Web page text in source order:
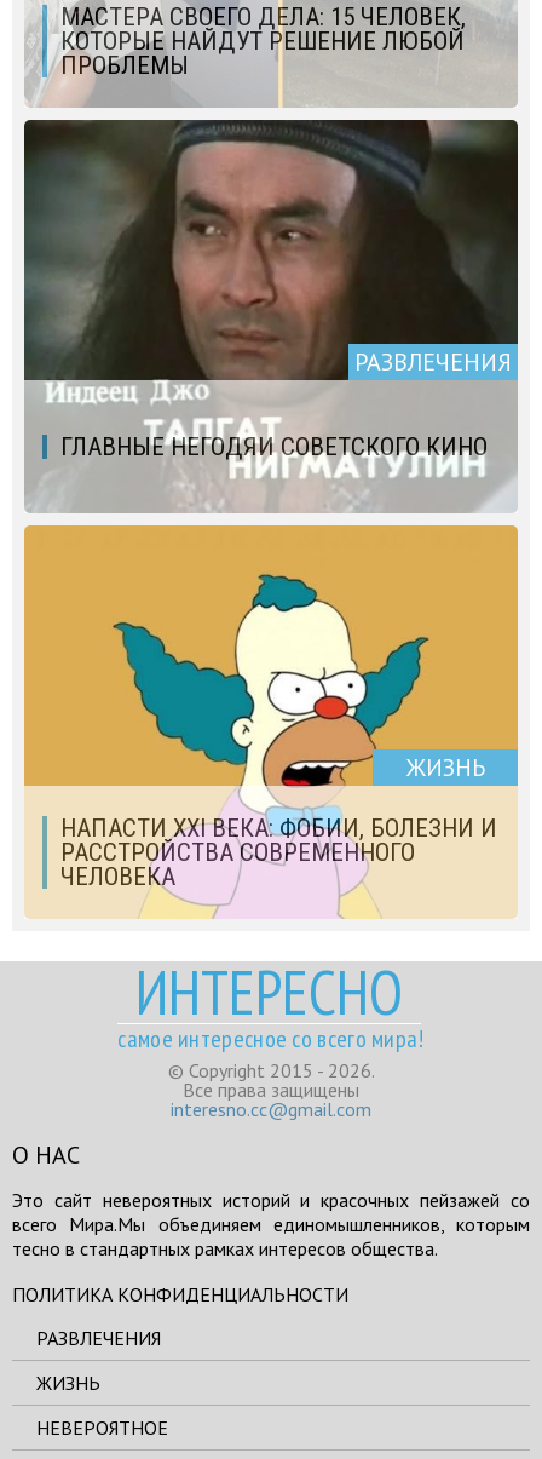
МАСТЕРА СВОЕГО ДЕЛА: 15 ЧЕЛОВЕК,
КОТОРЫЕ НАЙДУТ РЕШЕНИЕ ЛЮБОЙ
ПРОБЛЕМЫ
РАЗВЛЕЧЕНИЯ
ГЛАВНЫЕ НЕГОДЯИ СОВЕТСКОГО КИНО
ЖИЗНЬ
НАПАСТИ XXI ВЕКА: ФОБИИ, БОЛЕЗНИ И
РАССТРОЙСТВА СОВРЕМЕННОГО
ЧЕЛОВЕКА
ИНТЕРЕСНО
самое интересное со всего мира!
© Copyright 2015 - 2026.
Все права защищены
interesno.cc@gmail.com
О НАС
Это сайт невероятных историй и красочных пейзажей со
всего Мира.Мы объединяем единомышленников, которым
тесно в стандартных рамках интересов общества.
ПОЛИТИКА КОНФИДЕНЦИАЛЬНОСТИ
РАЗВЛЕЧЕНИЯ
ЖИЗНЬ
НЕВЕРОЯТНОЕ